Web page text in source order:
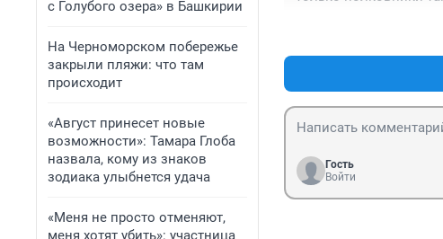
с Голубого озера» в Башкирии
На Черноморском побережье
закрыли пляжи: что там
происходит
«Август принесет новые
возможности»: Тамара Глоба
назвала, кому из знаков
зодиака улыбнется удача
«Меня не просто отменяют,
меня хотят убить»: участница
Гость
Войти